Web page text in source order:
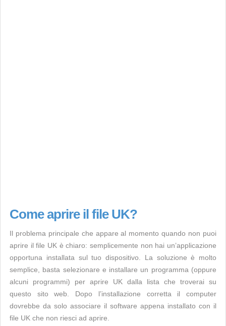
Come aprire il file UK?
Il problema principale che appare al momento quando non puoi
aprire il file UK è chiaro: semplicemente non hai un’applicazione
opportuna installata sul tuo dispositivo. La soluzione è molto
semplice, basta selezionare e installare un programma (oppure
alcuni programmi) per aprire UK dalla lista che troverai su
questo sito web. Dopo l’installazione corretta il computer
dovrebbe da solo associare il software appena installato con il
file UK che non riesci ad aprire.